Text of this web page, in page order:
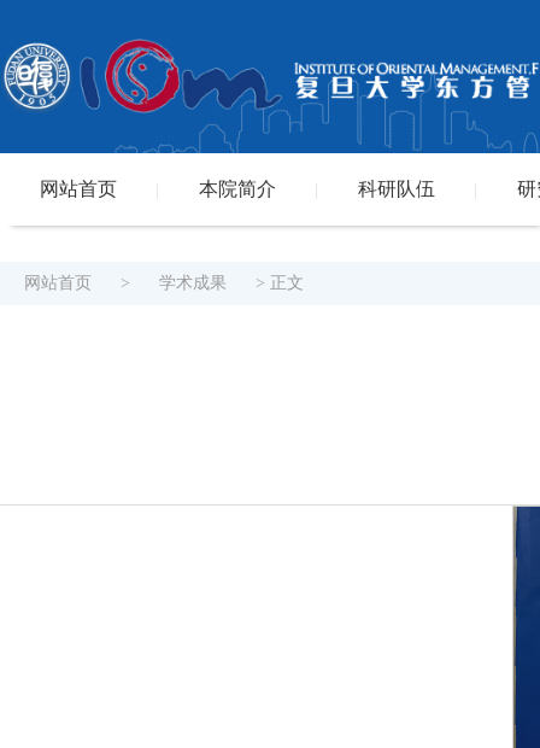
网站首页 本院简介 科研队伍 研
网站首页 > 学术成果 > 正文